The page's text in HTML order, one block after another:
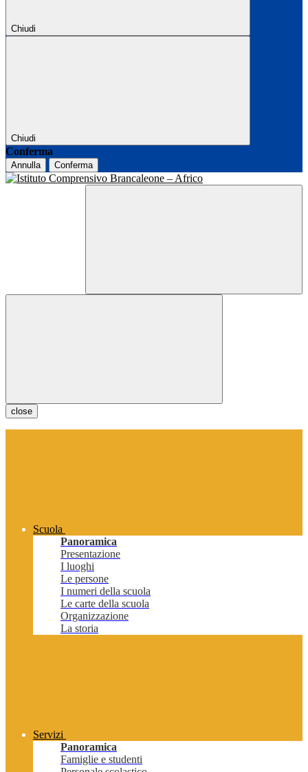
Chiudi
Chiudi
Conferma
Annulla Conferma
close
Scuola
Panoramica
Presentazione
I luoghi
Le persone
I numeri della scuola
Le carte della scuola
Organizzazione
La storia
Servizi
Panoramica
Famiglie e studenti